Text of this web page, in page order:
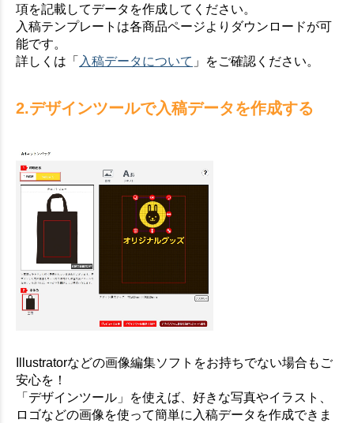
項を記載してデータを作成してください。
入稿テンプレートは各商品ページよりダウンロードが可
能です。
詳しくは「 入稿データについて 」をご確認ください。
2.デザインツールで入稿データを作成する
Illustratorなどの画像編集ソフトをお持ちでない場合もご
安心を！
「デザインツール」を使えば、好きな写真やイラスト、
ロゴなどの画像を使って簡単に入稿データを作成できま